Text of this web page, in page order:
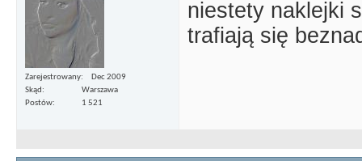
Zarejestrowany
Dec 2009
Skąd
Warszawa
Postów
1 521
niestety naklejki
trafiają się